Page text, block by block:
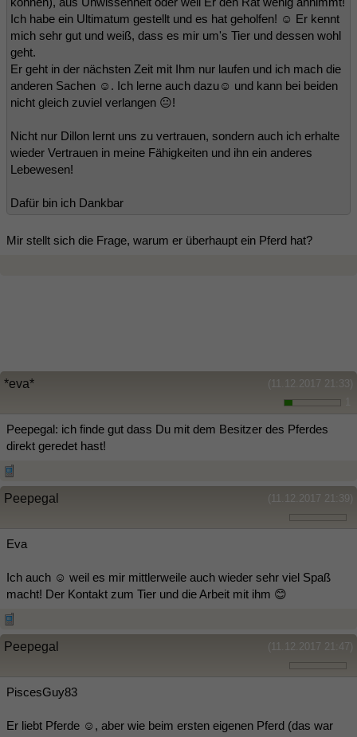
Ich habe ein Ultimatum gestellt und es hat geholfen! ☺ Er kennt
mich sehr gut und weiß, dass es mir um's Tier und dessen wohl
geht.
Er geht in der nächsten Zeit mit Ihm nur laufen und ich mach die
anderen Sachen ☺. Ich lerne auch dazu☺ und kann bei beiden
nicht gleich zuviel verlangen 😐!
Nicht nur Dillon lernt uns zu vertrauen, sondern auch ich erhalte
wieder Vertrauen in meine Fähigkeiten und ihn ein anderes
Lebewesen!
Dafür bin ich Dankbar
Mir stellt sich die Frage, warum er überhaupt ein Pferd hat?
(11.12.2017 21:33)
*eva*
Peepegal: ich finde gut dass Du mit dem Besitzer des Pferdes
direkt geredet hast!
(11.12.2017 21:39)
Peepegal
Eva
Ich auch ☺ weil es mir mittlerweile auch wieder sehr viel Spaß
macht! Der Kontakt zum Tier und die Arbeit mit ihm 😊
(11.12.2017 21:47)
Peepegal
PiscesGuy83
Er liebt Pferde ☺, aber wie beim ersten eigenen Pferd (das war